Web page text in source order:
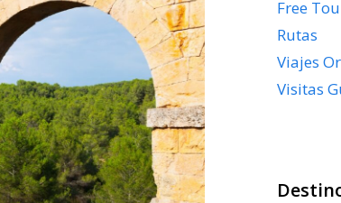
Free
Rutas
Viajes
Visitas